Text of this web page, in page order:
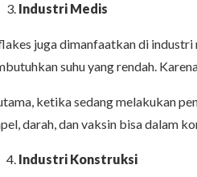
Industri Medis
juga dimanfaatkan di industri
suhu yang rendah.
ketika sedang melakukan
darah, dan vaksin bisa dalam
Industri Konstruksi